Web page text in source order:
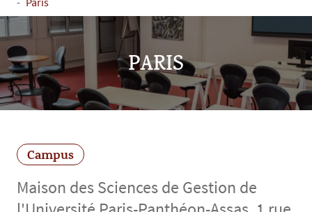
PARIS
Campus
Maison des Sciences de Gestion de